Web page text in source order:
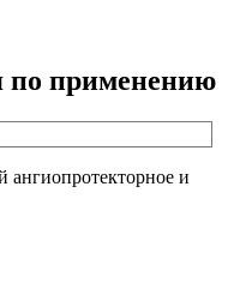
по применению
ангиопротекторное и